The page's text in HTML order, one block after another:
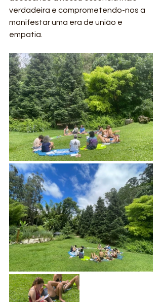
verdadeira e comprometendo-nos a
manifestar uma era de união e
empatia.